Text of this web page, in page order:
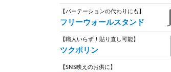
【パーテーションの代わりにも】
フリーウォールスタンド
【職人いらず！貼り直し可能】
ツクポリン
【SNS映えのお供に】